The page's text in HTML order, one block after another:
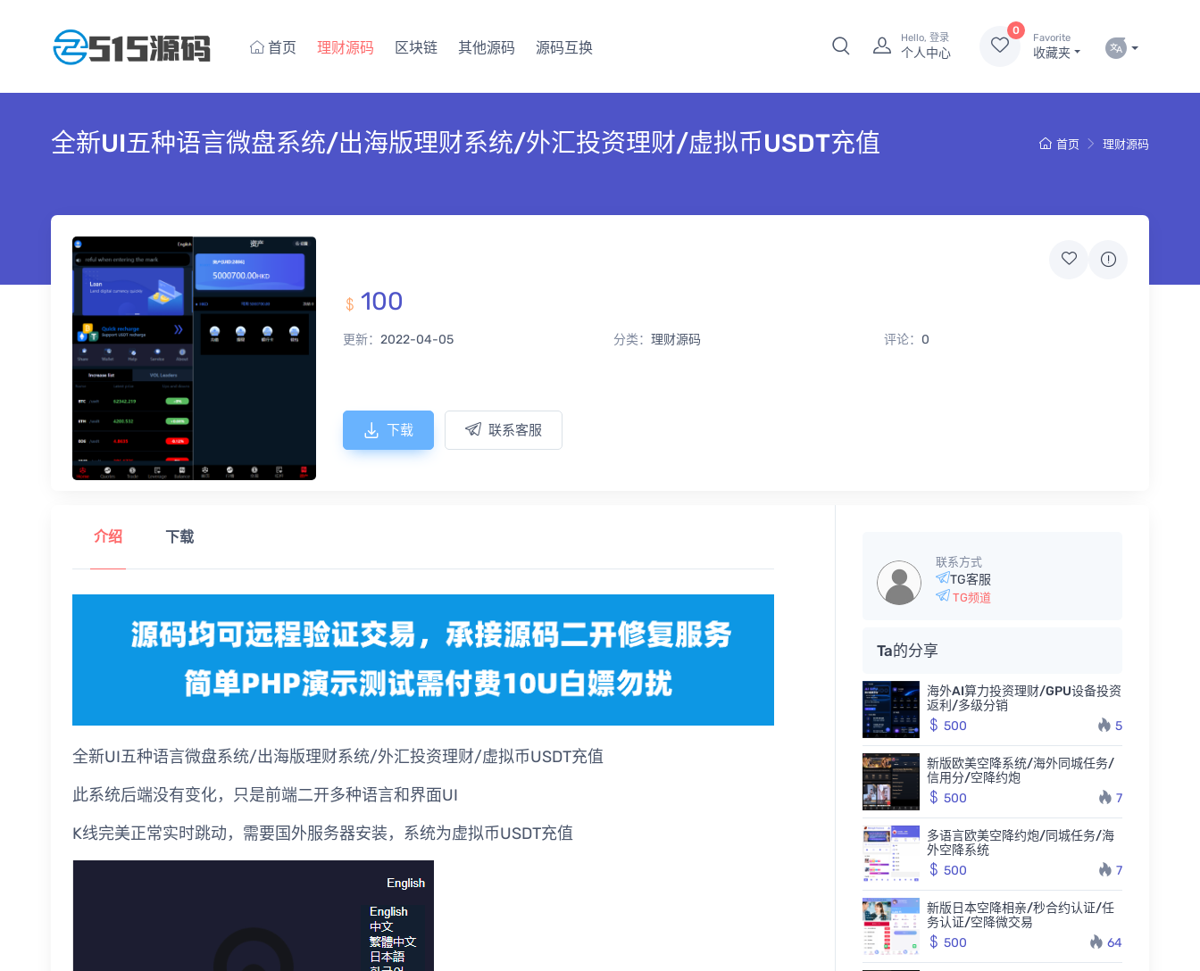
首页 理财源码 区块链 其他源码 源码互换
Hello, 登录
个人中心
0
Favorite
收藏夹
首页 理财源码
全新UI五种语言微盘系统/出海版理财系统/外汇投资理财/虚拟币USDT充值
100
更新： 2022-04-05 分类： 理财源码 评论： 0
下载 联系客服
介绍 下载
全新UI五种语言微盘系统/出海版理财系统/外汇投资理财/虚拟币USDT充值
此系统后端没有变化，只是前端二开多种语言和界面UI
K线完美正常实时跳动，需要国外服务器安装，系统为虚拟币USDT充值
联系方式
TG客服
TG频道
Ta的分享
海外AI算力投资理财/GPU设备投资
返利/多级分销
500
5
新版欧美空降系统/海外同城任务/
信用分/空降约炮
500
7
多语言欧美空降约炮/同城任务/海
外空降系统
500
7
新版日本空降相亲/秒合约认证/任
务认证/空降微交易
500
64